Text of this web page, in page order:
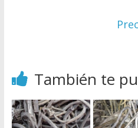
También te